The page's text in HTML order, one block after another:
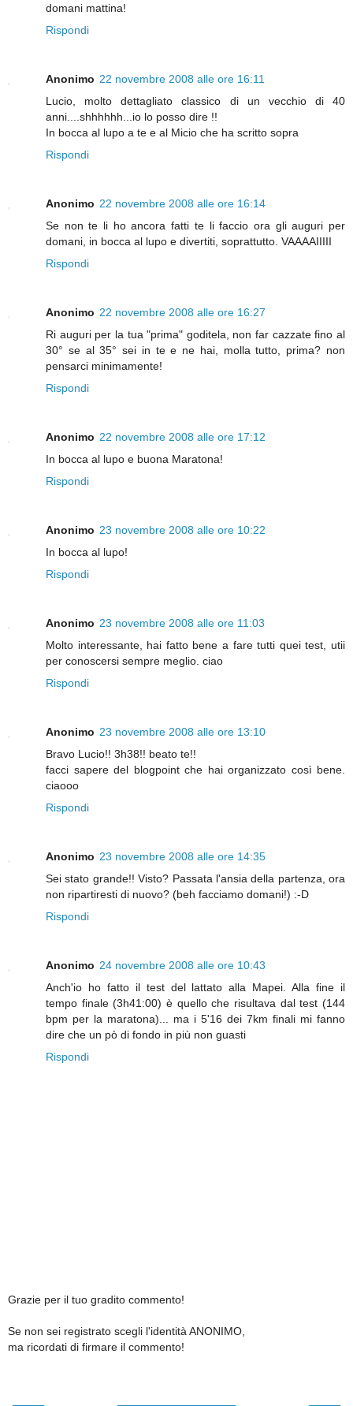
domani mattina!
Rispondi
Anonimo 22 novembre 2008 alle ore 16:11
Lucio, molto dettagliato classico di un vecchio di 40
anni....shhhhhh...io lo posso dire !!
In bocca al lupo a te e al Micio che ha scritto sopra
Rispondi
Anonimo 22 novembre 2008 alle ore 16:14
Se non te li ho ancora fatti te li faccio ora gli auguri per
domani, in bocca al lupo e divertiti, soprattutto. VAAAAIIIII
Rispondi
Anonimo 22 novembre 2008 alle ore 16:27
Ri auguri per la tua "prima" goditela, non far cazzate fino al
30° se al 35° sei in te e ne hai, molla tutto, prima? non
pensarci minimamente!
Rispondi
Anonimo 22 novembre 2008 alle ore 17:12
In bocca al lupo e buona Maratona!
Rispondi
Anonimo 23 novembre 2008 alle ore 10:22
In bocca al lupo!
Rispondi
Anonimo 23 novembre 2008 alle ore 11:03
Molto interessante, hai fatto bene a fare tutti quei test, utii
per conoscersi sempre meglio. ciao
Rispondi
Anonimo 23 novembre 2008 alle ore 13:10
Bravo Lucio!! 3h38!! beato te!!
facci sapere del blogpoint che hai organizzato così bene.
ciaooo
Rispondi
Anonimo 23 novembre 2008 alle ore 14:35
Sei stato grande!! Visto? Passata l'ansia della partenza, ora
non ripartiresti di nuovo? (beh facciamo domani!) :-D
Rispondi
Anonimo 24 novembre 2008 alle ore 10:43
Anch'io ho fatto il test del lattato alla Mapei. Alla fine il
tempo finale (3h41:00) è quello che risultava dal test (144
bpm per la maratona)... ma i 5'16 dei 7km finali mi fanno
dire che un pò di fondo in più non guasti
Rispondi
Grazie per il tuo gradito commento!
Se non sei registrato scegli l'identità ANONIMO,
ma ricordati di firmare il commento!